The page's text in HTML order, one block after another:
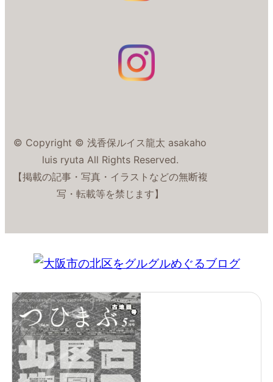
© Copyright © 浅香保ルイス龍太 asakaho
luis ryuta All Rights Reserved.
【掲載の記事・写真・イラストなどの無断複
写・転載等を禁じます】